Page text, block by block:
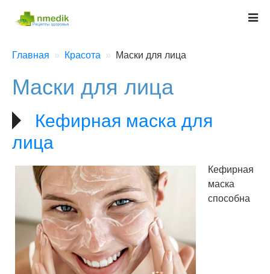
Главная Красота Маски для лица
Маски для лица
Кефирная маска для
лица
Кефирная
маска
способна